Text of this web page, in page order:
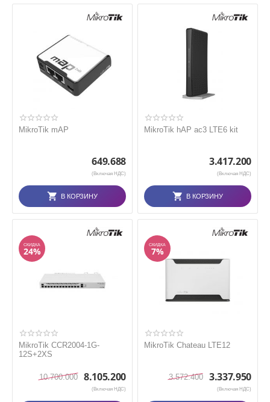
MikroTik mAP
649.688
(Включая НДС)
В КОРЗИНУ
MikroTik hAP ac3 LTE6 kit
3.417.200
(Включая НДС)
В КОРЗИНУ
СКИДКА
24%
MikroTik CCR2004-1G-
12S+2XS
10.700.000 8.105.200
(Включая НДС)
СКИДКА
7%
MikroTik Chateau LTE12
3.572.400 3.337.950
(Включая НДС)